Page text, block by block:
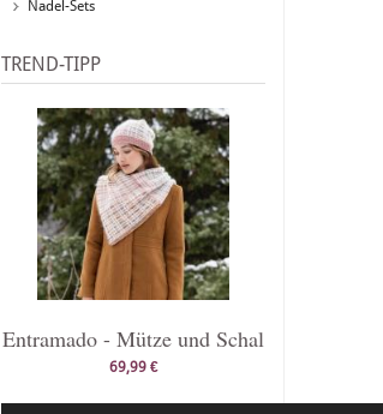
Nadel-Sets
TREND-TIPP
Entramado - Mütze und Schal
69,99 €